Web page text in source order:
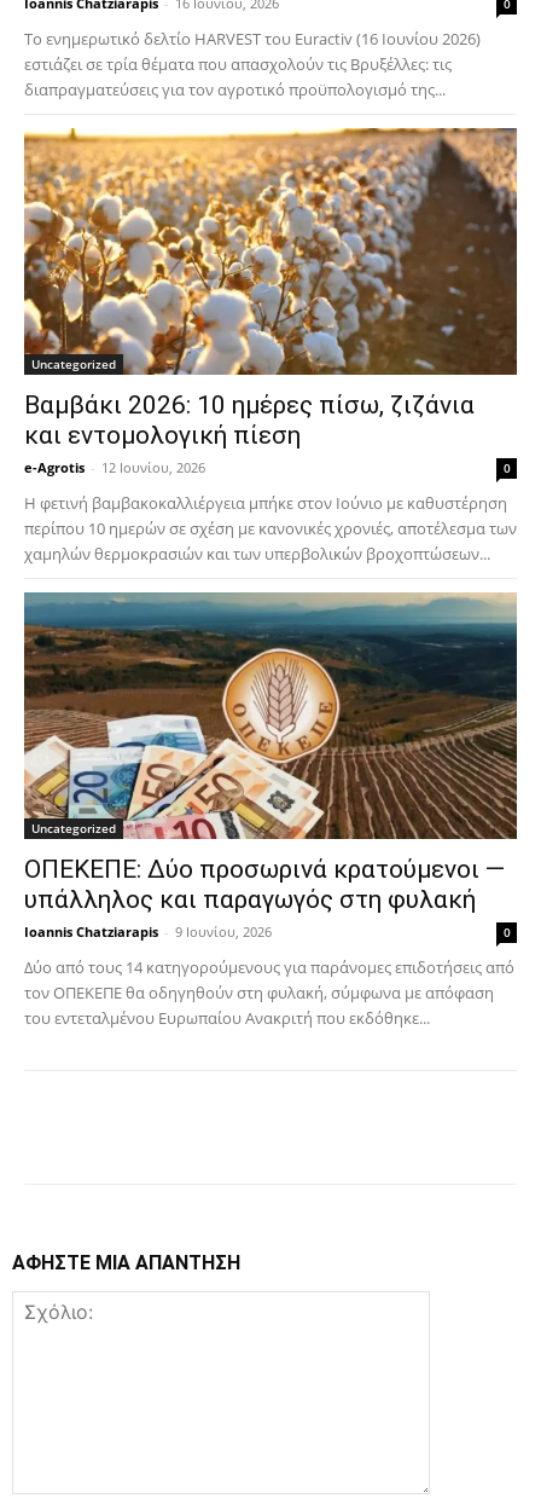
0
Το ενημερωτικό δελτίο HARVEST του Euractiv (16 Ιουνίου 2026)
εστιάζει σε τρία θέματα που απασχολούν τις Βρυξέλλες: τις
διαπραγματεύσεις για τον αγροτικό προϋπολογισμό της...
Uncategorized
Βαμβάκι 2026: 10 ημέρες πίσω, ζιζάνια
και εντομολογική πίεση
e-Agrotis - 12 Ιουνίου, 2026 0
Η φετινή βαμβακοκαλλιέργεια μπήκε στον Ιούνιο με καθυστέρηση
περίπου 10 ημερών σε σχέση με κανονικές χρονιές, αποτέλεσμα των
χαμηλών θερμοκρασιών και των υπερβολικών βροχοπτώσεων...
Uncategorized
ΟΠΕΚΕΠΕ: Δύο προσωρινά κρατούμενοι —
υπάλληλος και παραγωγός στη φυλακή
Ioannis Chatziarapis - 9 Ιουνίου, 2026 0
Δύο από τους 14 κατηγορούμενους για παράνομες επιδοτήσεις από
τον ΟΠΕΚΕΠΕ θα οδηγηθούν στη φυλακή, σύμφωνα με απόφαση
του εντεταλμένου Ευρωπαίου Ανακριτή που εκδόθηκε...
ΑΦΗΣΤΕ ΜΙΑ ΑΠΑΝΤΗΣΗ